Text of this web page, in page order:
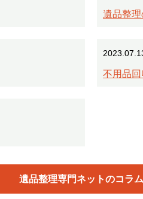
遺品整理
不用品
遺品整理専門ネットのコラ